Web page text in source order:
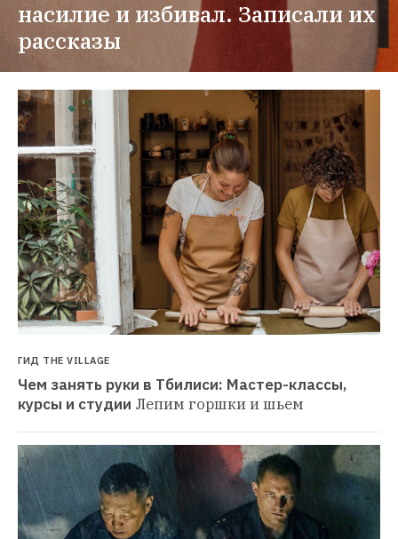
насилие и избивал. Записали их
рассказы
ГИД THE VILLAGE
Чем занять руки в Тбилиси: Мастер-классы,
курсы и студии Лепим горшки и шьем